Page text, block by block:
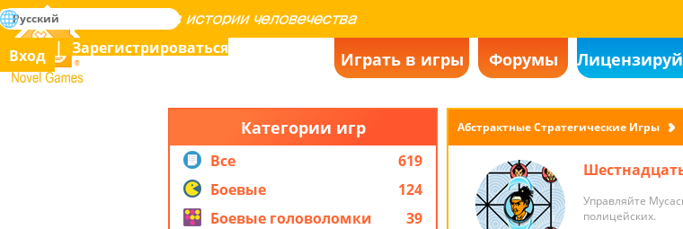
Novel Games
Освоение всех игр в истории человечества
поиск
Играть в игры Форумы
Вход Зарегистрироваться
Русский
Категории игр
Все
619
Боевые
124
Боевые головоломки
39
Абстрактные Стратегические Игры
Управляйте
полицейских.